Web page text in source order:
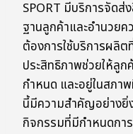
SPORT มีบริการจัดส่
ฐานลูกค้าและอำนวย
ต้องการใช้บริการผลิ
ประสิทธิภาพช่วยให้ลูก
กำหนด และอยู่ในสภ
นี้มีความสำคัญอย่างยิ่
กิจกรรมที่มีกำหนดกา